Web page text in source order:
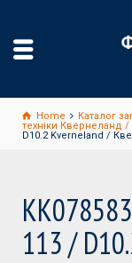
Home Каталог
техніки Квернеланд /
D10.2 Kverneland /
113 /